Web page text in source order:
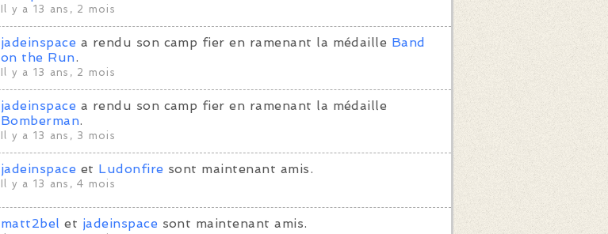
Il y a 13 ans, 2 mois
jadeinspace a rendu son camp fier en ramenant la médaille Band
on the Run.
Il y a 13 ans, 2 mois
jadeinspace a rendu son camp fier en ramenant la médaille
Bomberman.
Il y a 13 ans, 3 mois
jadeinspace et Ludonfire sont maintenant amis.
Il y a 13 ans, 4 mois
matt2bel et jadeinspace sont maintenant amis.